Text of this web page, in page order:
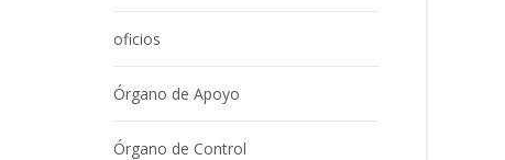
oficios
Órgano de Apoyo
Órgano de Control